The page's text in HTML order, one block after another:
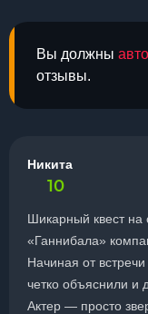
Вы должны
отзывы.
Никита
10
Шикарный квест на
«Ганнибала»
Начиная от
четко объяснили и
Актер — просто